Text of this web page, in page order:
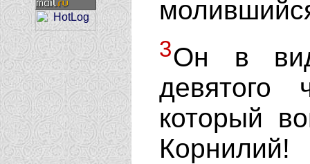
3Он в
девятого
который
Корнилий!